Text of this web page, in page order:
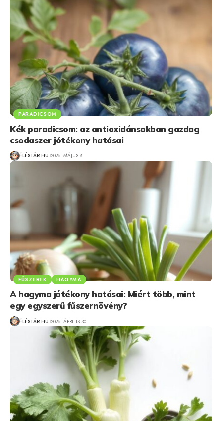
PARADICSOM
Kék paradicsom: az antioxidánsokban gazdag
csodaszer jótékony hatásai
ÉLÉSTÁR.HU 2026. MÁJUS 8.
FŰSZEREK HAGYMA
A hagyma jótékony hatásai: Miért több, mint
egy egyszerű fűszernövény?
ÉLÉSTÁR.HU 2026. ÁPRILIS 30.